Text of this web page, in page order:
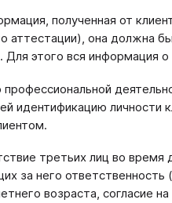
полученная от
аттестации), она должна
Для этого вся информация
идентификацию личности
третьих лиц во время
за него ответственность
возраста, согласие